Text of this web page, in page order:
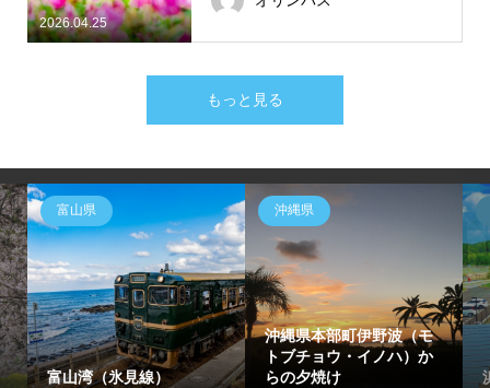
2026.04.25
もっと見る
富山県
富山湾（氷見線）
沖縄県
沖縄県本部町伊野波（モ
トブチョウ・イノハ）か
らの夕焼け